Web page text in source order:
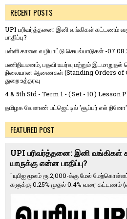
RECENT POSTS
UPI பரிவர்த்தனை: இனி வங்கிகள் கட்டணம்
பாதிப்பு?
பள்ளி காலை வழிபாட்டு செயல்பாடுகள் -
பணிநியமனம், பதவி உயர்வு மற்றும்
நிலையான ஆணைகள் (Standing Orders of
துறை உத்தரவு
4 & 5th Std - Term 1 - ( Set - 10 ) Lesson
தமிழக வேளாண் பட்ஜெட்டில் 'சூப்பர் எல்
FEATURED POST
UPI பரிவர்த்தனை: இனி வங்கிகள்
யாருக்கு என்ன பாதிப்பு?
` யுபிஐ மூலம் ரூ.2,000-க்கு மேல்
களுக்கு 0.25% முதல் 0.4% வரை கட்​ட​ணம்